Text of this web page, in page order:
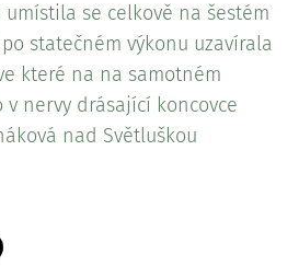
umístila se celkově na šestém
statečném výkonu uzavírala
které na na samotném
nervy drásající koncovce
nad Světluškou